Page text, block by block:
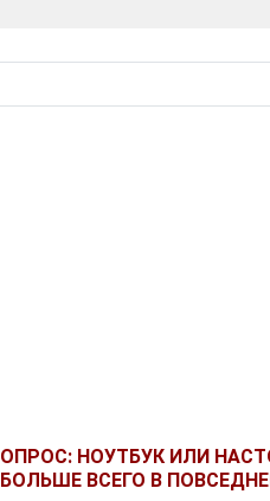
ОПРОС: НОУТБУК ИЛИ
БОЛЬШЕ ВСЕГО В